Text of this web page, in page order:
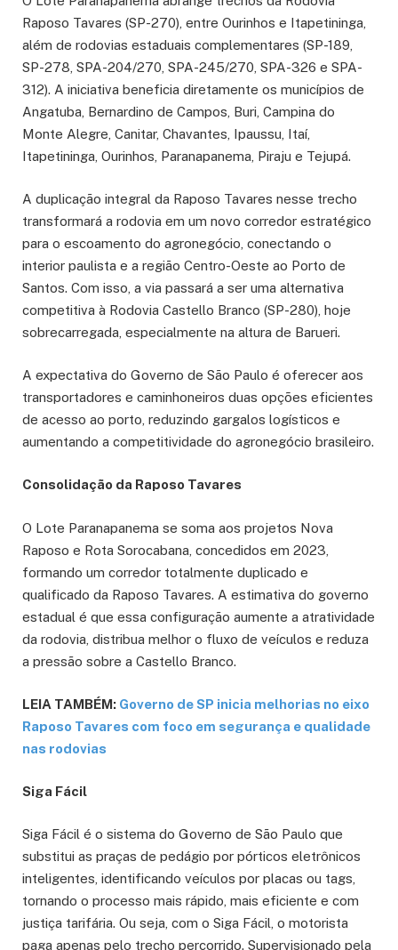
Raposo Tavares (SP-270), entre Ourinhos e Itapetininga,
além de rodovias estaduais complementares (SP-189,
SP-278, SPA-204/270, SPA-245/270, SPA-326 e SPA-
312). A iniciativa beneficia diretamente os municípios de
Angatuba, Bernardino de Campos, Buri, Campina do
Monte Alegre, Canitar, Chavantes, Ipaussu, Itaí,
Itapetininga, Ourinhos, Paranapanema, Piraju e Tejupá.
A duplicação integral da Raposo Tavares nesse trecho
transformará a rodovia em um novo corredor estratégico
para o escoamento do agronegócio, conectando o
interior paulista e a região Centro-Oeste ao Porto de
Santos. Com isso, a via passará a ser uma alternativa
competitiva à Rodovia Castello Branco (SP-280), hoje
sobrecarregada, especialmente na altura de Barueri.
A expectativa do Governo de São Paulo é oferecer aos
transportadores e caminhoneiros duas opções eficientes
de acesso ao porto, reduzindo gargalos logísticos e
aumentando a competitividade do agronegócio brasileiro.
Consolidação da Raposo Tavares
O Lote Paranapanema se soma aos projetos Nova
Raposo e Rota Sorocabana, concedidos em 2023,
formando um corredor totalmente duplicado e
qualificado da Raposo Tavares. A estimativa do governo
estadual é que essa configuração aumente a atratividade
da rodovia, distribua melhor o fluxo de veículos e reduza
a pressão sobre a Castello Branco.
LEIA TAMBÉM: Governo de SP inicia melhorias no eixo
Raposo Tavares com foco em segurança e qualidade
nas rodovias
Siga Fácil
Siga Fácil é o sistema do Governo de São Paulo que
substitui as praças de pedágio por pórticos eletrônicos
inteligentes, identificando veículos por placas ou tags,
tornando o processo mais rápido, mais eficiente e com
justiça tarifária. Ou seja, com o Siga Fácil, o motorista
paga apenas pelo trecho percorrido. Supervisionado pela